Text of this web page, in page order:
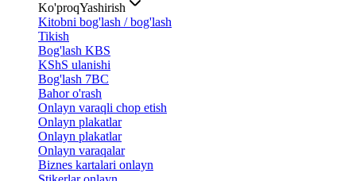
Ko'proqYashirish
Kitobni bog'lash / bog'lash
Tikish
Bog'lash KBS
KShS ulanishi
Bog'lash 7BC
Bahor o'rash
Onlayn varaqli chop etish
Onlayn plakatlar
Onlayn plakatlar
Onlayn varaqalar
Biznes kartalari onlayn